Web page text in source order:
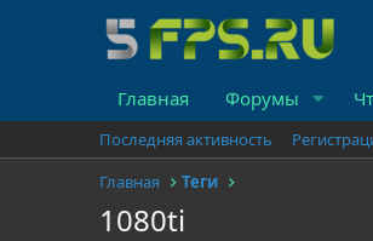
Главная Форумы
Последняя активность
Главная
Теги
1080ti